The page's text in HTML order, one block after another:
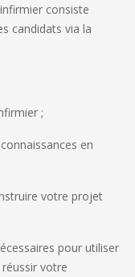
consiste
candidats via la
;
en
votre projet
pour utiliser
votre